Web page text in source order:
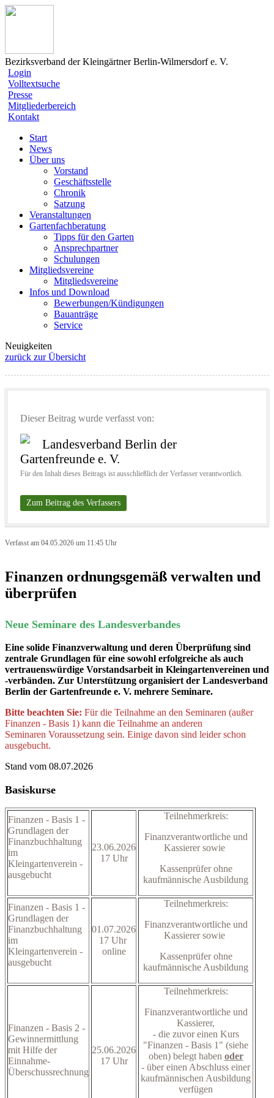
Bezirksverband der Kleingärtner Berlin-Wilmersdorf e. V.
Login
Volltextsuche
Presse
Mitgliederbereich
Kontakt
Start
News
Über uns
Vorstand
Geschäftsstelle
Chronik
Satzung
Veranstaltungen
Gartenfachberatung
Tipps für den Garten
Ansprechpartner
Schulungen
Mitgliedsvereine
Mitgliedsvereine
Infos und Download
Bewerbungen/Kündigungen
Bauanträge
Service
Neuigkeiten
zurück zur Übersicht
Dieser Beitrag wurde verfasst von:
Landesverband Berlin der
Gartenfreunde e. V.
Für den Inhalt dieses Beitrags ist ausschließlich der Verfasser verantwortlich.
Zum Beitrag des Verfassers
Verfasst am 04.05.2026 um 11:45 Uhr
Finanzen ordnungsgemäß verwalten und
überprüfen
Neue Seminare des Landesverbandes
Eine solide Finanzverwaltung und deren Überprüfung sind
zentrale Grundlagen für eine sowohl erfolgreiche als auch
vertrauenswürdige Vorstandsarbeit in Kleingartenvereinen und
-verbänden. Zur Unterstützung organisiert der Landesverband
Berlin der Gartenfreunde e. V. mehrere Seminare.
Bitte beachten Sie: Für die Teilnahme an den Seminaren (außer
Finanzen - Basis 1) kann die Teilnahme an anderen
Seminaren Voraussetzung sein. Einige davon sind leider schon
ausgebucht.
Stand vom 08.07.2026
Basiskurse
Finanzen - Basis 1 -
Grundlagen der
Finanzbuchhaltung
im
Kleingartenverein -
ausgebucht
23.06.2026
17 Uhr
Teilnehmerkreis:
Finanzverantwortliche und
Kassierer sowie
Kassenprüfer ohne
kaufmännische Ausbildung
Finanzen - Basis 1 -
Grundlagen der
Finanzbuchhaltung
im
Kleingartenverein -
ausgebucht
01.07.2026
17 Uhr
online
Teilnehmerkreis:
Finanzverantwortliche und
Kassierer sowie
Kassenprüfer ohne
kaufmännische Ausbildung
Finanzen - Basis 2 -
Gewinnermittlung
mit Hilfe der
Einnahme-
Überschussrechnung
25.06.2026
17 Uhr
Teilnehmerkreis:
Finanzverantwortliche und
Kassierer,
- die zuvor einen Kurs
"Finanzen - Basis 1" (siehe
oben) belegt haben oder
- über einen Abschluss einer
kaufmännischen Ausbildung
verfügen